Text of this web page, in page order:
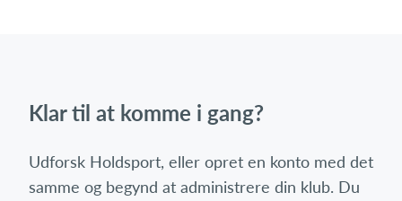
Klar til at komme i gang?
Udforsk Holdsport, eller opret en konto med det
samme og begynd at administrere din klub. Du